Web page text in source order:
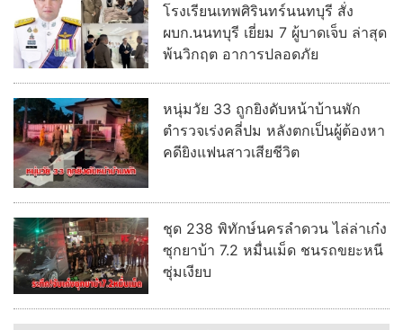
โรงเรียนเทพศิรินทร์นนทบุรี สั่ง
ผบก.นนทบุรี เยี่ยม 7 ผู้บาดเจ็บ ล่าสุด
พ้นวิกฤต อาการปลอดภัย
หนุ่มวัย 33 ถูกยิงดับหน้าบ้านพัก
ตำรวจเร่งคลี่ปม หลังตกเป็นผู้ต้องหา
คดียิงแฟนสาวเสียชีวิต
ชุด 238 พิทักษ์นครลำดวน ไล่ล่าเก๋ง
ซุกยาบ้า 7.2 หมื่นเม็ด ชนรถขยะหนี
ซุ่มเงียบ